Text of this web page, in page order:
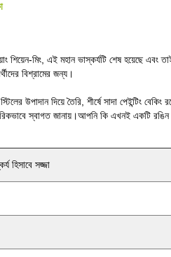
শিয়েন-মিং, এই মহান ভাস্কর্যটি শেষ হয়েছে এবং
বিশ্রামের জন্য।
দিয়ে তৈরি, শীর্ষে সাদা পেইন্টিং বেকিং
স্বাগত জানায়।আপনি কি এখনই একটি রঙিন
হিসাবে সজ্জা